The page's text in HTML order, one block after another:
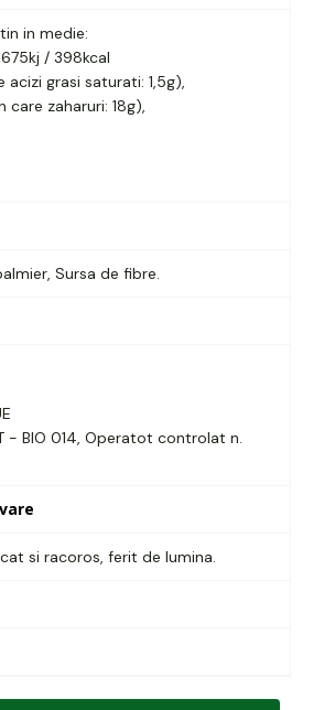
in medie:
/ 398kcal
acizi grasi saturati: 1,5g),
care zaharuri: 18g),
Sursa de fibre.
- BIO 014, Operatot controlat n.
si racoros, ferit de lumina.